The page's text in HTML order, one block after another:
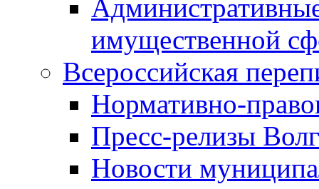
имущественной
Всероссийская
Нормативно-
Пресс-релизы
Новости